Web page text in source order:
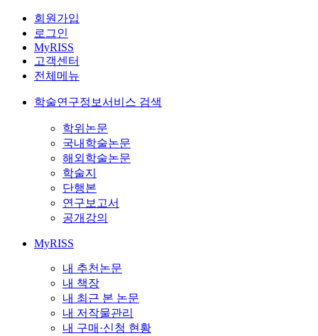
회원가입
로그인
MyRISS
고객센터
전체메뉴
학술연구정보서비스 검색
학위논문
국내학술논문
해외학술논문
학술지
단행본
연구보고서
공개강의
MyRISS
내 추천논문
내 책장
내 최근 본 논문
내 저작물관리
내 구매·신청 현황